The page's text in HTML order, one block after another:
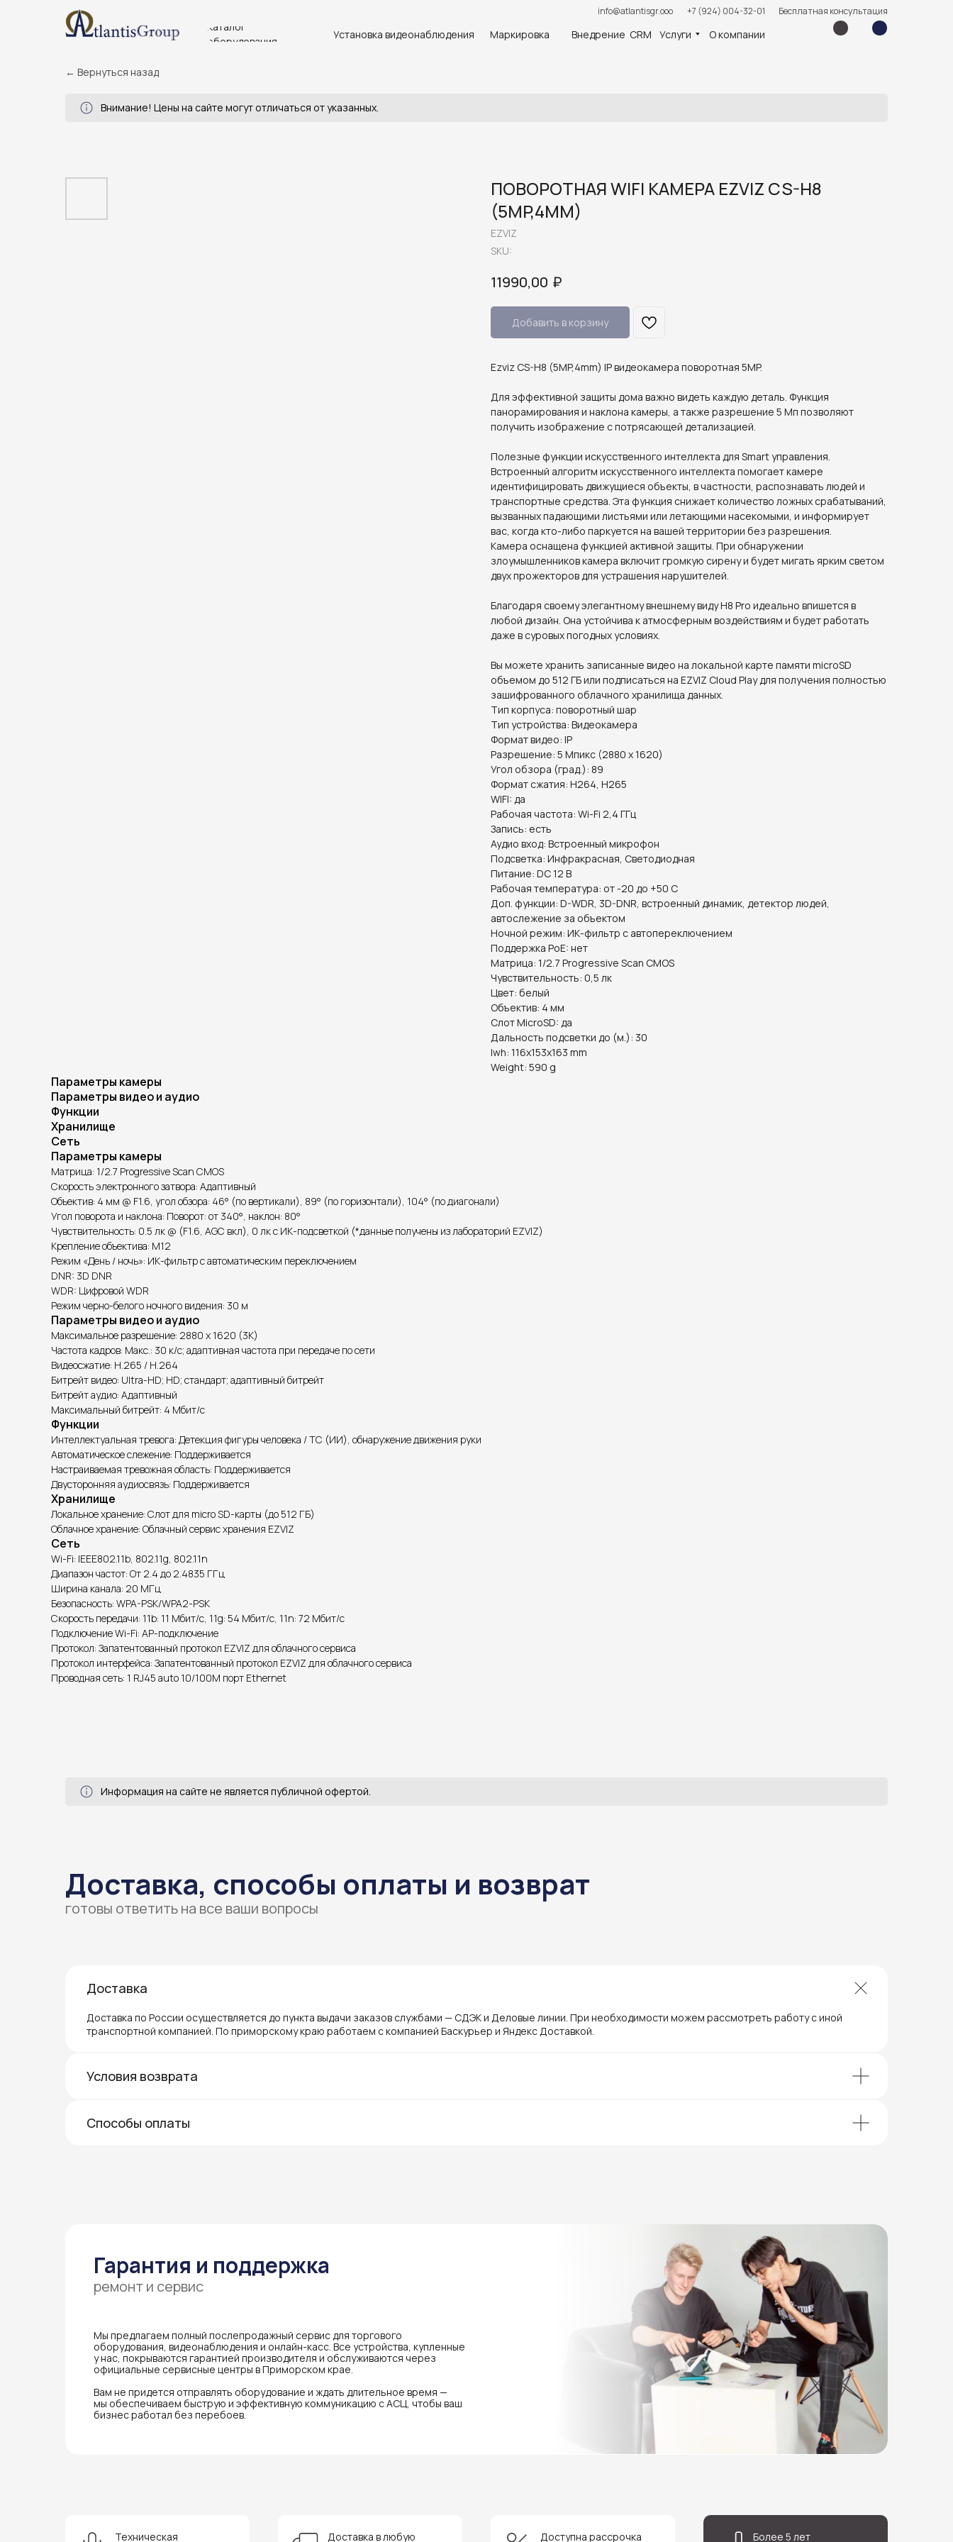
Бесплатная консультация
+7 (924) 004-32-01
info@atlantisgr.ooo
Установка видеонаблюдения
Каталог
оборудования
Маркировка Услуги О компании
Внедрение CRM
← Вернуться назад
Внимание! Цены на сайте могут отличаться от указанных.
ПОВОРОТНАЯ WIFI КАМЕРА EZVIZ CS-H8
(5MP,4MM)
EZVIZ
SKU:
11990,00 ₽
Добавить в корзину
Ezviz CS-H8 (5MP,4mm) IP видеокамера поворотная 5MP.
Для эффективной защиты дома важно видеть каждую деталь. Функция
панорамирования и наклона камеры, а также разрешение 5 Мп позволяют
получить изображение с потрясающей детализацией.
Полезные функции искусственного интеллекта для Smart управления.
Встроенный алгоритм искусственного интеллекта помогает камере
идентифицировать движущиеся объекты, в частности, распознавать людей и
транспортные средства. Эта функция снижает количество ложных срабатываний,
вызванных падающими листьями или летающими насекомыми, и информирует
вас, когда кто-либо паркуется на вашей территории без разрешения.
Камера оснащена функцией активной защиты. При обнаружении
злоумышленников камера включит громкую сирену и будет мигать ярким светом
двух прожекторов для устрашения нарушителей.
Благодаря своему элегантному внешнему виду Н8 Pro идеально впишется в
любой дизайн. Она устойчива к атмосферным воздействиям и будет работать
даже в суровых погодных условиях.
Вы можете хранить записанные видео на локальной карте памяти microSD
объемом до 512 ГБ или подписаться на EZVIZ Cloud Play для получения полностью
зашифрованного облачного хранилища данных.
Тип корпуса: поворотный шар
Тип устройства: Видеокамера
Формат видео: IP
Разрешение: 5 Мпикс (2880 x 1620)
Угол обзора (град.): 89
Формат сжатия: H264, H265
WIFI: да
Рабочая частота: Wi-Fi 2,4 ГГц
Запись: есть
Аудио вход: Встроенный микрофон
Подсветка: Инфракрасная, Светодиодная
Питание: DC 12 В
Рабочая температура: от -20 до +50 С
Доп. функции: D-WDR, 3D-DNR, встроенный динамик, детектор людей,
автослежение за объектом
Ночной режим: ИК-фильтр с автопереключением
Поддержка PoE: нет
Матрица: 1/2.7 Progressive Scan CMOS
Чувствительность: 0,5 лк
Цвет: белый
Объектив: 4 мм
Слот MicroSD: да
Дальность подсветки до (м.): 30
lwh: 116x153x163 mm
Weight: 590 g
Параметры камеры
Параметры видео и аудио
Функции
Хранилище
Сеть
Параметры камеры
Матрица: 1/2.7 Progressive Scan CMOS
Скорость электронного затвора: Адаптивный
Объектив: 4 мм @ F1.6, угол обзора: 46° (по вертикали), 89° (по горизонтали), 104° (по диагонали)
Угол поворота и наклона: Поворот: от 340°, наклон: 80°
Чувствительность: 0.5 лк @ (F1.6, AGC вкл), 0 лк с ИК-подсветкой (*данные получены из лабораторий EZVIZ)
Крепление объектива: M12
Режим «День / ночь»: ИК-фильтр с автоматическим переключением
DNR: 3D DNR
WDR: Цифровой WDR
Режим черно-белого ночного видения: 30 м
Параметры видео и аудио
Максимальное разрешение: 2880 x 1620 (3K)
Частота кадров: Макс.: 30 к/с; адаптивная частота при передаче по сети
Видеосжатие: H.265 / H.264
Битрейт видео: Ultra-HD; HD; стандарт; адаптивный битрейт
Битрейт аудио: Адаптивный
Максимальный битрейт: 4 Мбит/с
Функции
Интеллектуальная тревога: Детекция фигуры человека / ТС (ИИ), обнаружение движения руки
Автоматическое слежение: Поддерживается
Настраиваемая тревожная область: Поддерживается
Двусторонняя аудиосвязь: Поддерживается
Хранилище
Локальное хранение: Слот для micro SD-карты (до 512 ГБ)
Облачное хранение: Облачный сервис хранения EZVIZ
Сеть
Wi-Fi: IEEE802.11b, 802.11g, 802.11n
Диапазон частот: От 2.4 до 2.4835 ГГц
Ширина канала: 20 МГц
Безопасность: WPA-PSK/WPA2-PSK
Скорость передачи: 11b: 11 Мбит/с, 11g: 54 Мбит/с, 11n: 72 Мбит/с
Подключение Wi-Fi: AP-подключение
Протокол: Запатентованный протокол EZVIZ для облачного сервиса
Протокол интерфейса: Запатентованный протокол EZVIZ для облачного сервиса
Проводная сеть: 1 RJ45 auto 10/100M порт Ethernet
Информация на сайте не является публичной офертой.
Доставка, способы оплаты и возврат
готовы ответить на все ваши вопросы
Доставка
Доставка по России осуществляется до пункта выдачи заказов службами — СДЭК и Деловые линии. При необходимости можем рассмотреть работу с иной
транспортной компанией. По приморскому краю работаем с компанией Баскурьер и Яндекс Доставкой.
Условия возврата
Способы оплаты
Гарантия и поддержка
Мы предлагаем полный послепродажный сервис для торгового
оборудования, видеонаблюдения и онлайн-касс. Все устройства, купленные
у нас, покрываются гарантией производителя и обслуживаются через
официальные сервисные центры в Приморском крае.
Вам не придется отправлять оборудование и ждать длительное время —
мы обеспечиваем быструю и эффективную коммуникацию с АСЦ, чтобы ваш
бизнес работал без перебоев.
ремонт и сервис
Техническая
Доставка в любую
Доступна рассрочка
Более 5 лет